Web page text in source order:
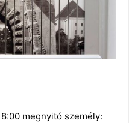
megnyitó személy: